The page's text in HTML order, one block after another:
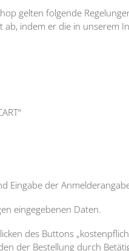
gelten folgende
indem er die in unserem
der
eingegebenen Daten.
des Buttons
der Bestellung durch